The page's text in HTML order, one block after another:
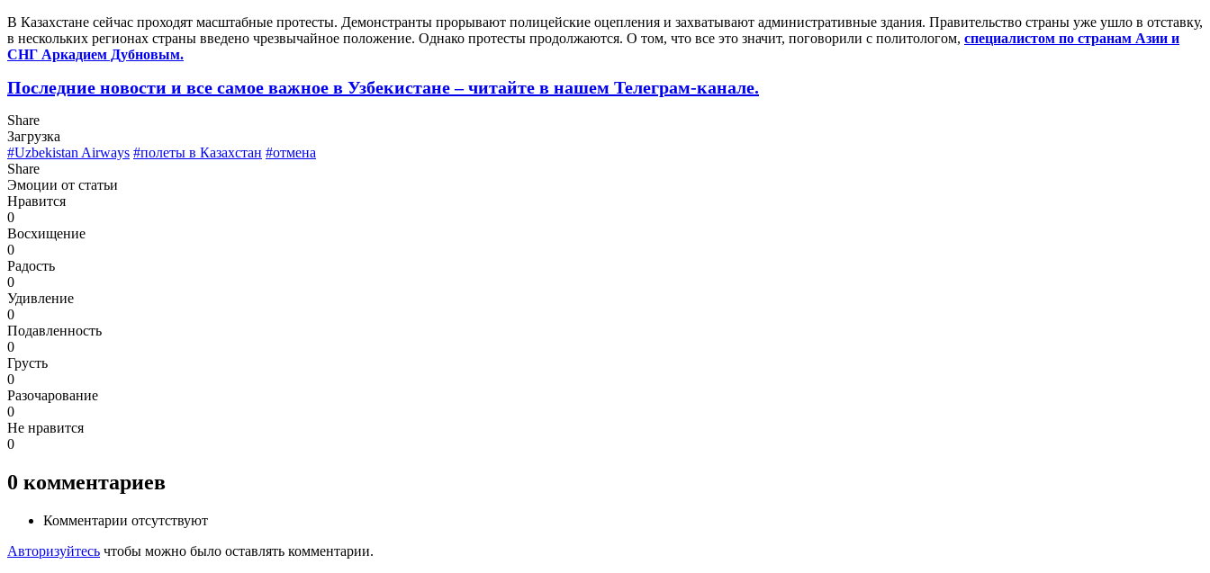
В Казахстане сейчас проходят масштабные протесты. Демонстранты прорывают полицейские оцепления и захватывают административные здания. Правительство страны уже ушло в отставку,
в нескольких регионах страны введено чрезвычайное положение. Однако протесты продолжаются. О том, что все это значит, поговорили с политологом, специалистом по странам Азии и
СНГ Аркадием Дубновым.
Последние новости и все самое важное в Узбекистане – читайте в нашем Телеграм-канале.
Share
Загрузка
#Uzbekistan Airways #полеты в Казахстан #отмена
Share
Эмоции от статьи
Нравится
0
Восхищение
0
Радость
0
Удивление
0
Подавленность
0
Грусть
0
Разочарование
0
Не нравится
0
0 комментариев
Комментарии отсутствуют
Авторизуйтесь чтобы можно было оставлять комментарии.